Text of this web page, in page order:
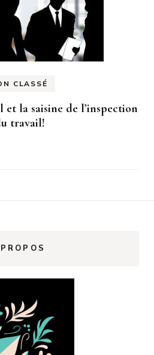
CLASSÉ
la saisine de l’inspection
travail!